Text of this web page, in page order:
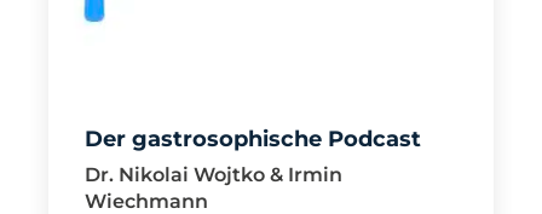
Der gastrosophische Podcast
Dr. Nikolai Wojtko & Irmin
Wiechmann